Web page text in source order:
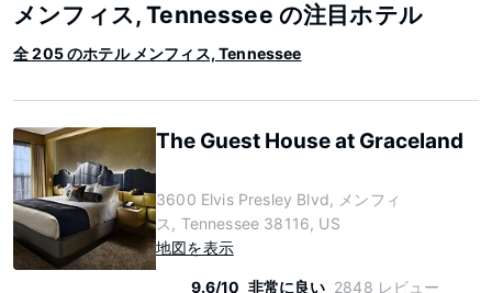
メンフィス, Tennessee の注目ホテル
全 205 のホテル メンフィス, Tennessee
The Guest House at Graceland
3600 Elvis Presley Blvd, メンフィ
ス, Tennessee 38116, US
地図を表示
9.6/10 非常に良い 2848 レビュー